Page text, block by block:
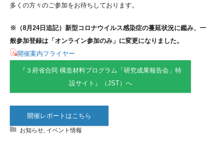
多くの方々のご参加をお待ちしております。
※（8月24日追記）新型コロナウイルス感染症の蔓延状況に鑑み、一
般参加登録は「オンライン参加のみ」に変更になりました。
開催案内フライヤー
『３府省合同 構造材料プログラム「研究成果報告会」特
設サイト』（JST）へ
開催レポートはこちら
お知らせ イベント情報